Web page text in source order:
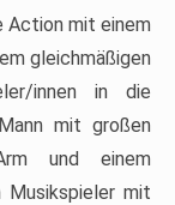
Action mit einem
gleichmäßigen
innen in die
mit großen
und einem
Musikspieler mit